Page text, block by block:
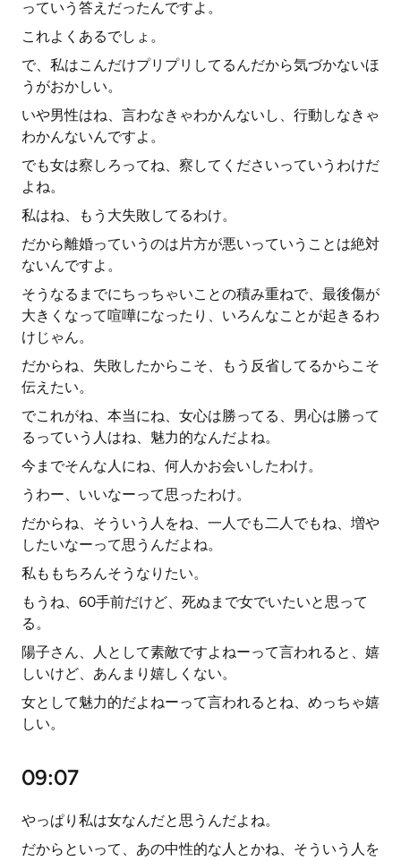
っていう答えだったんですよ。
これよくあるでしょ。
で、私はこんだけプリプリしてるんだから気づかないほ
うがおかしい。
いや男性はね、言わなきゃわかんないし、行動しなきゃ
わかんないんですよ。
でも女は察しろってね、察してくださいっていうわけだ
よね。
私はね、もう大失敗してるわけ。
だから離婚っていうのは片方が悪いっていうことは絶対
ないんですよ。
そうなるまでにちっちゃいことの積み重ねで、最後傷が
大きくなって喧嘩になったり、いろんなことが起きるわ
けじゃん。
だからね、失敗したからこそ、もう反省してるからこそ
伝えたい。
でこれがね、本当にね、女心は勝ってる、男心は勝って
るっていう人はね、魅力的なんだよね。
今までそんな人にね、何人かお会いしたわけ。
うわー、いいなーって思ったわけ。
だからね、そういう人をね、一人でも二人でもね、増や
したいなーって思うんだよね。
私ももちろんそうなりたい。
もうね、60手前だけど、死ぬまで女でいたいと思って
る。
陽子さん、人として素敵ですよねーって言われると、嬉
しいけど、あんまり嬉しくない。
女として魅力的だよねーって言われるとね、めっちゃ嬉
しい。
09:07
やっぱり私は女なんだと思うんだよね。
だからといって、あの中性的な人とかね、そういう人を